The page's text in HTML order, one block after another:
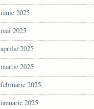
iunie 2025
mai 2025
aprilie 2025
martie 2025
februarie 2025
ianuarie 2025